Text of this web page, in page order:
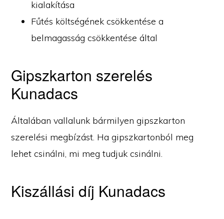
kialakítása
Fűtés költségének csökkentése a
belmagasság csökkentése által
Gipszkarton szerelés
Kunadacs
Általában vallalunk bármilyen gipszkarton
szerelési megbízást. Ha gipszkartonból meg
lehet csinálni, mi meg tudjuk csinálni.
Kiszállási díj Kunadacs